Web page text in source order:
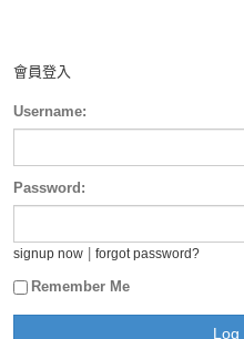
會員登入
Username:
Password:
signup now forgot password?
Remember Me